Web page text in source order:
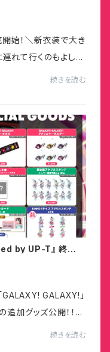
始！＼新衣装で大き
れて行くのもよし！
らheymommy.jp
続きを読む
by UP-T』 終演後
GALAXY!」
加グッズ公開！！＼
続きを読む